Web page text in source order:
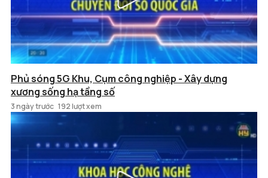
Phủ sóng 5G Khu, Cụm công nghiệp - Xây dựng
xương sống hạ tầng số
3 ngày trước 192 lượt xem